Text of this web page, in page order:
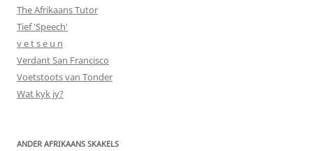
The Afrikaans Tutor
Tief 'Speech'
v e t s e u n
Verdant San Francisco
Voetstoots van Tonder
Wat kyk jy?
ANDER AFRIKAANS SKAKELS